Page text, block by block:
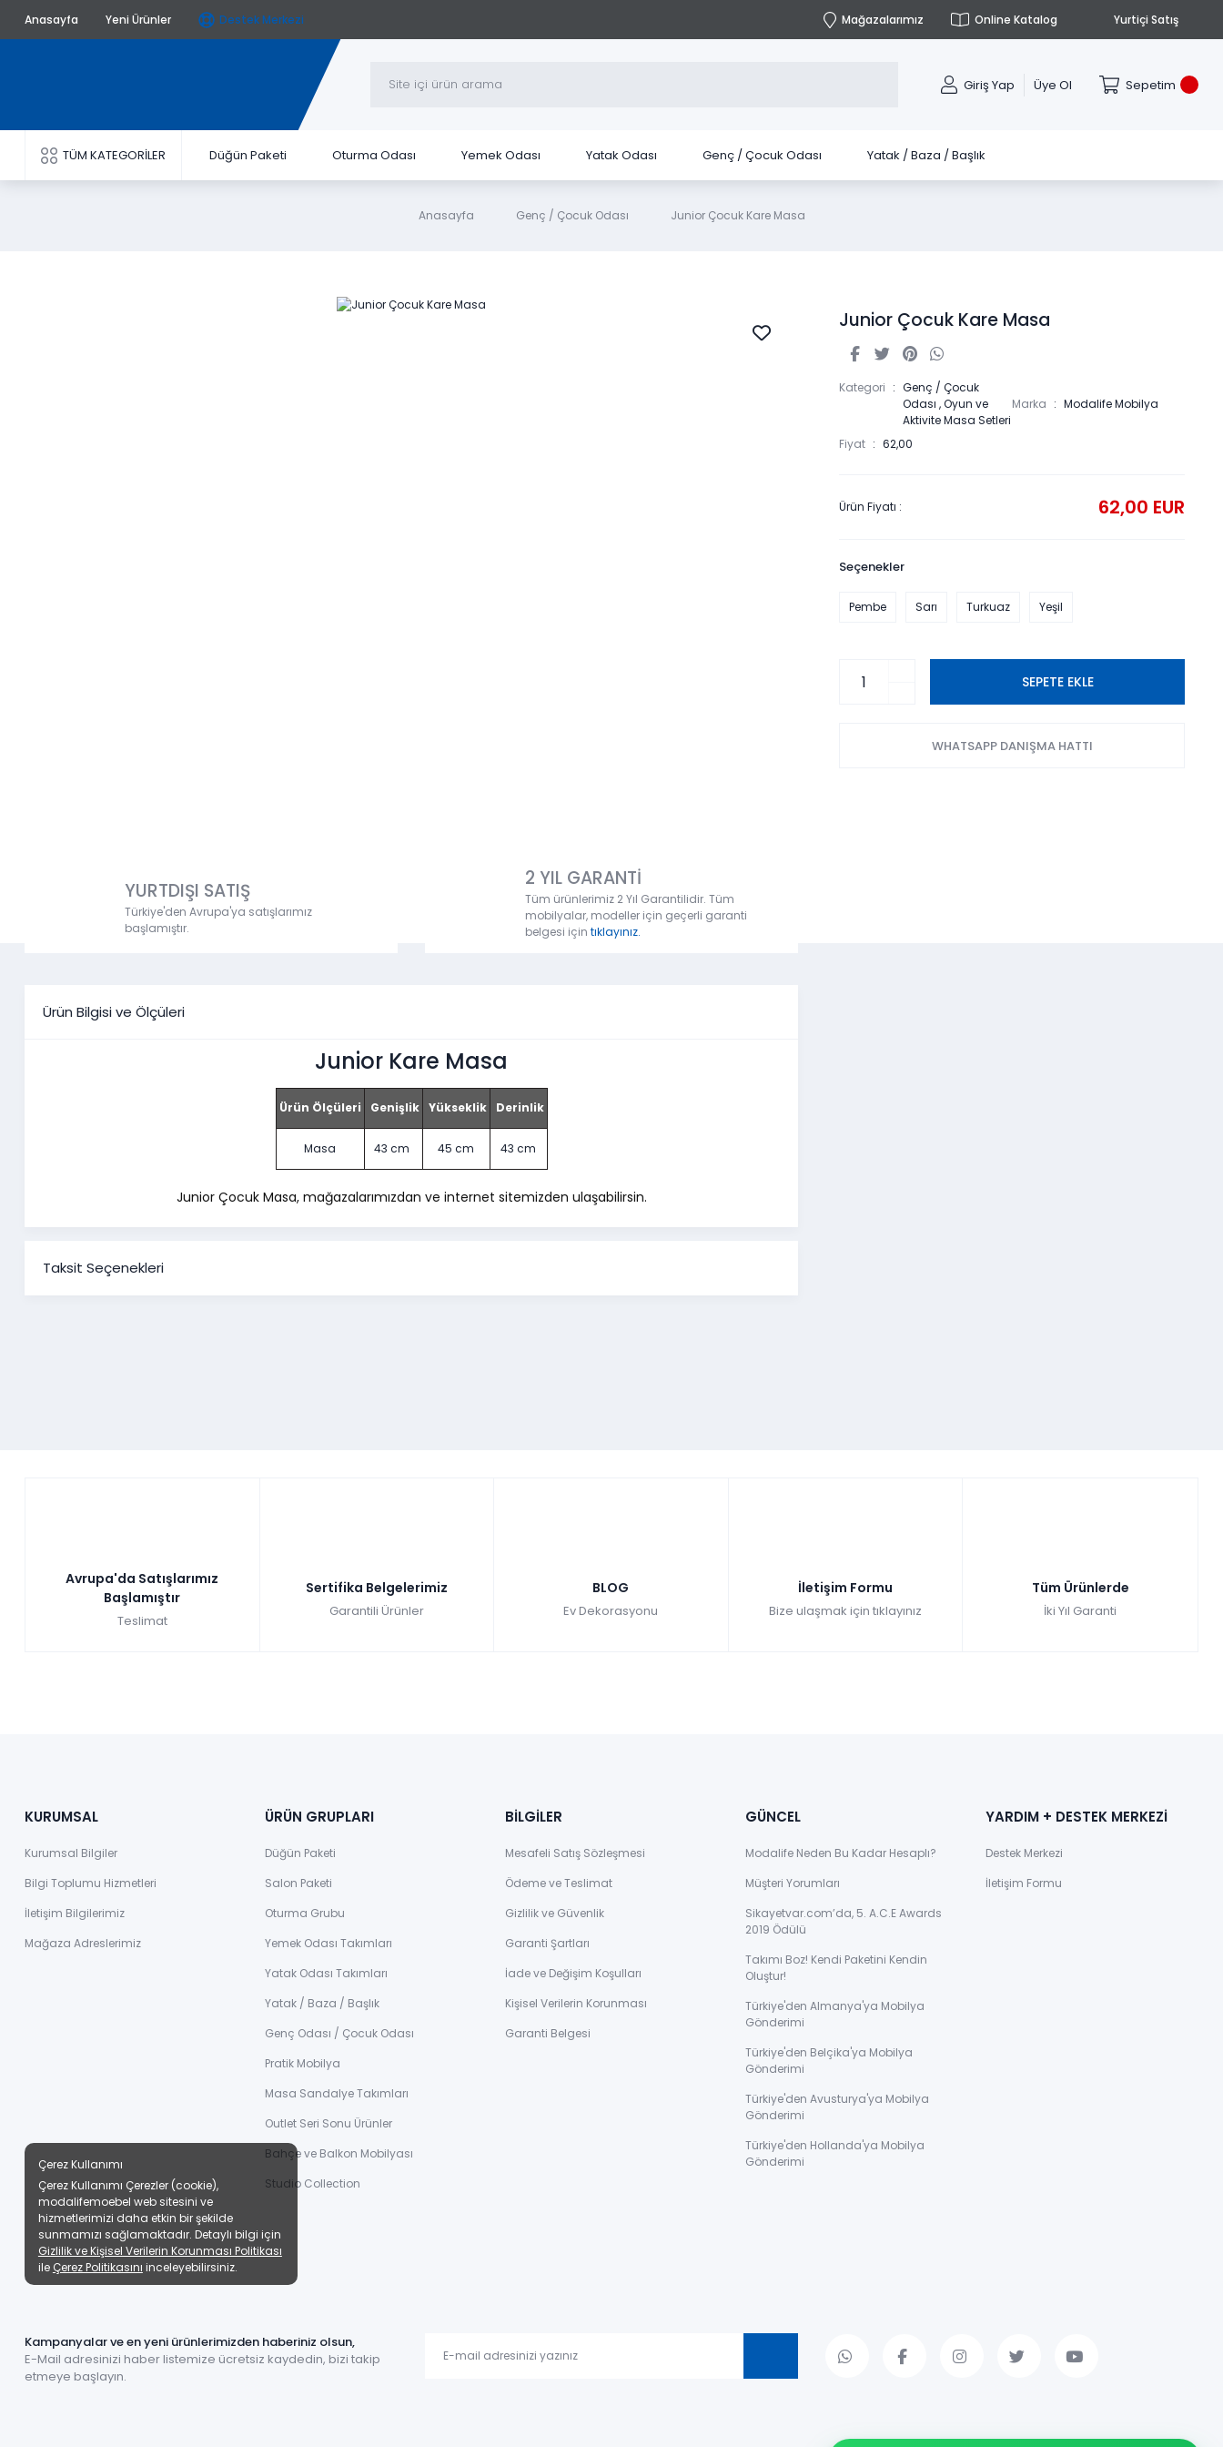
Anasayfa Yeni Ürünler Destek Merkezi Mağazalarımız Online Katalog Yurtiçi Satış
Giriş Yap Üye Ol Sepetim
TÜM KATEGORİLER Düğün Paketi Oturma Odası Yemek Odası Yatak Odası Genç / Çocuk Odası Yatak / Baza / Başlık
Anasayfa Genç / Çocuk Odası Junior Çocuk Kare Masa
YURTDIŞI SATIŞ
Türkiye'den Avrupa'ya satışlarımız
başlamıştır.
2 YIL GARANTİ
Tüm ürünlerimiz 2 Yıl Garantilidir. Tüm
mobilyalar, modeller için geçerli garanti
belgesi için tıklayınız.
Ürün Bilgisi ve Ölçüleri
Junior Kare Masa
Ürün Ölçüleri Genişlik Yükseklik Derinlik
Masa 43 cm 45 cm 43 cm
Junior Çocuk Masa, mağazalarımızdan ve internet sitemizden ulaşabilirsin.
Taksit Seçenekleri
Junior Çocuk Kare Masa
Kategori
Genç / Çocuk
Odası ,Oyun ve
Aktivite Masa Setleri
Marka Modalife Mobilya
Fiyat 62,00
Ürün Fiyatı : 62,00 EUR
Seçenekler
Pembe Sarı Turkuaz Yeşil
SEPETE EKLE
WHATSAPP DANIŞMA HATTI
Avrupa'da Satışlarımız
Başlamıştır
Teslimat
Sertifika Belgelerimiz
Garantili Ürünler
BLOG
Ev Dekorasyonu
İletişim Formu
Bize ulaşmak için tıklayınız
Tüm Ürünlerde
İki Yıl Garanti
KURUMSAL
Kurumsal Bilgiler
Bilgi Toplumu Hizmetleri
İletişim Bilgilerimiz
Mağaza Adreslerimiz
ÜRÜN GRUPLARI
Düğün Paketi
Salon Paketi
Oturma Grubu
Yemek Odası Takımları
Yatak Odası Takımları
Yatak / Baza / Başlık
Genç Odası / Çocuk Odası
Pratik Mobilya
Masa Sandalye Takımları
Outlet Seri Sonu Ürünler
Bahçe ve Balkon Mobilyası
Studio Collection
BİLGİLER
Mesafeli Satış Sözleşmesi
Ödeme ve Teslimat
Gizlilik ve Güvenlik
Garanti Şartları
İade ve Değişim Koşulları
Kişisel Verilerin Korunması
Garanti Belgesi
GÜNCEL
Modalife Neden Bu Kadar Hesaplı?
Müşteri Yorumları
Sikayetvar.com’da, 5. A.C.E Awards
2019 Ödülü
Takımı Boz! Kendi Paketini Kendin
Oluştur!
Türkiye'den Almanya'ya Mobilya
Gönderimi
Türkiye'den Belçika'ya Mobilya
Gönderimi
Türkiye'den Avusturya'ya Mobilya
Gönderimi
Türkiye'den Hollanda'ya Mobilya
Gönderimi
YARDIM + DESTEK MERKEZİ
Destek Merkezi
İletişim Formu
Kampanyalar ve en yeni ürünlerimizden haberiniz olsun,
E-Mail adresinizi haber listemize ücretsiz kaydedin, bizi takip
etmeye başlayın.
Çerez Kullanımı
Çerez Kullanımı Çerezler (cookie),
modalifemoebel web sitesini ve
hizmetlerimizi daha etkin bir şekilde
sunmamızı sağlamaktadır. Detaylı bilgi için
Gizlilik ve Kişisel Verilerin Korunması Politikası
ile Çerez Politikasını inceleyebilirsiniz.